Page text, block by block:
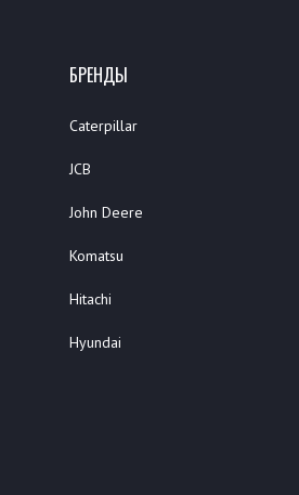
БРЕНДЫ
Caterpillar
JCB
John Deere
Komatsu
Hitachi
Hyundai